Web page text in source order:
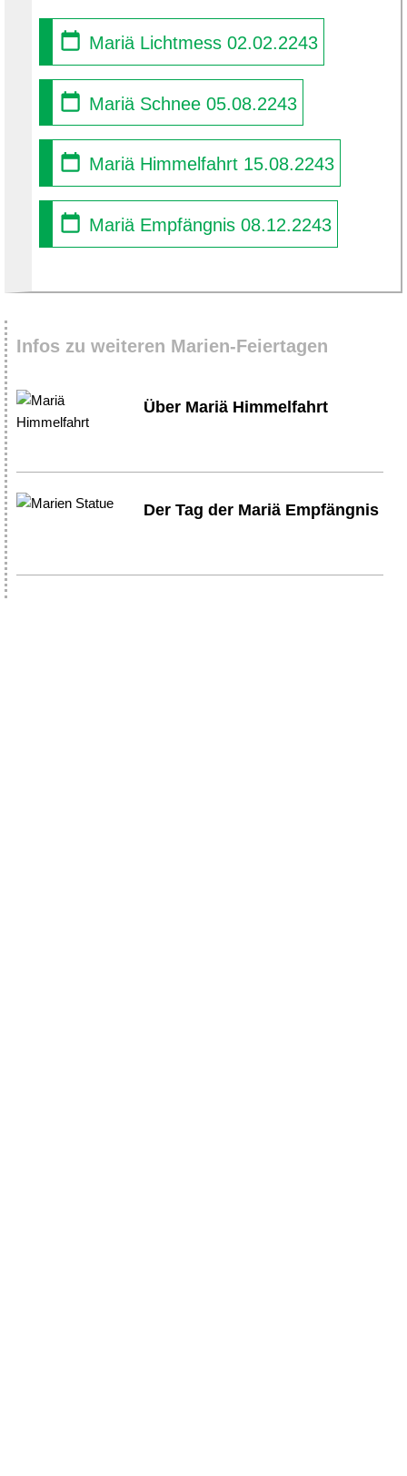
Mariä Lichtmess 02.02.2243
Mariä Schnee 05.08.2243
Mariä Himmelfahrt 15.08.2243
Mariä Empfängnis 08.12.2243
Infos zu weiteren Marien-Feiertagen
Über Mariä Himmelfahrt
Der Tag der Mariä Empfängnis